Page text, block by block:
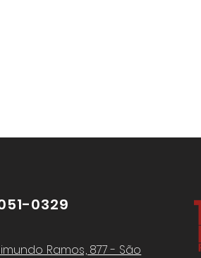
0329
Ramos, 877 - São